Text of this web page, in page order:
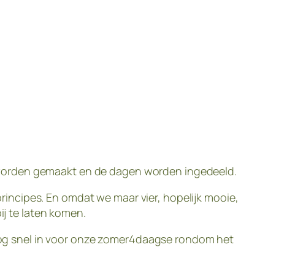
gemaakt en de dagen worden ingedeeld.
En omdat we maar vier, hopelijk mooie,
te laten komen.
snel in voor onze zomer4daagse rondom het